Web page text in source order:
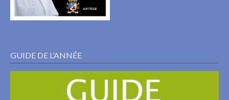
GUIDE DE L’ANNÉE